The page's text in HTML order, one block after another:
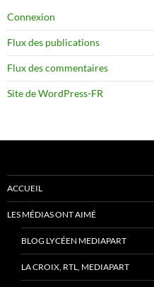
Connexion
Flux des publications
Flux des commentaires
Site de WordPress-FR
ACCUEIL
LES MÉDIAS ONT AIMÉ
BLOG LYCÉEN MEDIAPART
LA CROIX, RTL, MEDIAPART